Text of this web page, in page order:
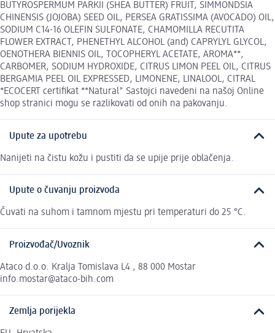
BUTYROSPERMUM PARKII (SHEA BUTTER) FRUIT, SIMMONDSIA
CHINENSIS (JOJOBA) SEED OIL, PERSEA GRATISSIMA (AVOCADO) OIL,
SODIUM C14-16 OLEFIN SULFONATE, CHAMOMILLA RECUTITA
FLOWER EXTRACT, PHENETHYL ALCOHOL (and) CAPRYLYL GLYCOL,
OENOTHERA BIENNIS OIL, TOCOPHERYL ACETATE, AROMA**,
CARBOMER, SODIUM HYDROXIDE, CITRUS LIMON PEEL OIL, CITRUS
BERGAMIA PEEL OIL EXPRESSED, LIMONENE, LINALOOL, CITRAL
*ECOCERT certifikat **Natural" Sastojci navedeni na našoj Online
shop stranici mogu se razlikovati od onih na pakovanju.
Upute za upotrebu
Nanijeti na čistu kožu i pustiti da se upije prije oblačenja.
Upute o čuvanju proizvoda
Čuvati na suhom i tamnom mjestu pri temperaturi do 25 °C.
Proizvođač/Uvoznik
Ataco d.o.o. Kralja Tomislava L4 , 88 000 Mostar
info.mostar@ataco-bih.com
Zemlja porijekla